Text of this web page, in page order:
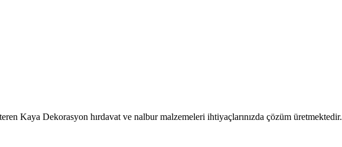
Kaya Dekorasyon hırdavat ve nalbur malzemeleri ihtiyaçlarınızda çözüm üretmektedir.